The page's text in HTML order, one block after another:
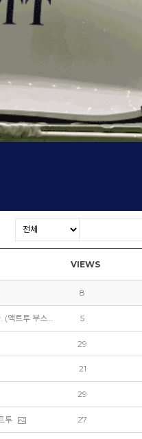
VIEWS
8
(주)액트투는 여수EXPO에서 열리는 해상풍력 공급망 컨퍼런스 전시회 전시업체로 참가합니다. (액트투 부스 C-01) 5
29
21
29
투 27